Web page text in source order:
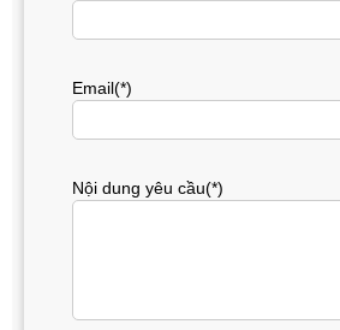
Email(*)
Nội dung yêu cầu(*)